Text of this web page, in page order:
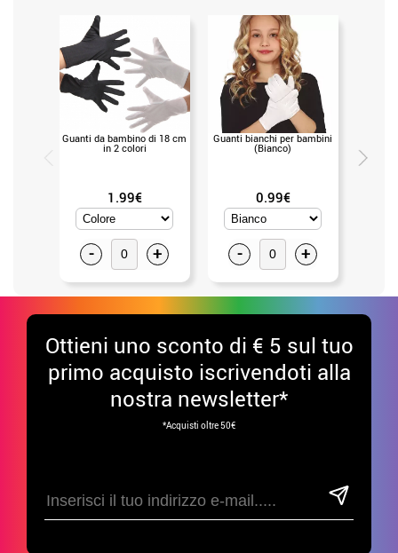
Guanti da bambino di 18 cm
in 2 colori
1.99€
- +
Guanti bianchi per bambini
(Bianco)
0.99€
- +
Ottieni uno sconto di € 5 sul tuo
primo acquisto iscrivendoti alla
nostra newsletter*
*Acquisti oltre 50€